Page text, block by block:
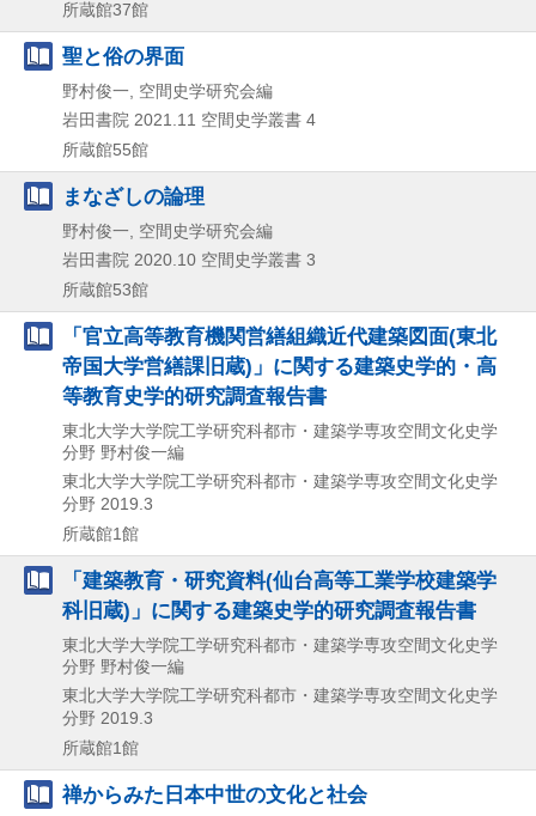
所蔵館37館
聖と俗の界面
野村俊一, 空間史学研究会編
岩田書院 2021.11 空間史学叢書 4
所蔵館55館
まなざしの論理
野村俊一, 空間史学研究会編
岩田書院 2020.10 空間史学叢書 3
所蔵館53館
「官立高等教育機関営繕組織近代建築図面(東北
帝国大学営繕課旧蔵)」に関する建築史学的・高
等教育史学的研究調査報告書
東北大学大学院工学研究科都市・建築学専攻空間文化史学
分野 野村俊一編
東北大学大学院工学研究科都市・建築学専攻空間文化史学
分野 2019.3
所蔵館1館
「建築教育・研究資料(仙台高等工業学校建築学
科旧蔵)」に関する建築史学的研究調査報告書
東北大学大学院工学研究科都市・建築学専攻空間文化史学
分野 野村俊一編
東北大学大学院工学研究科都市・建築学専攻空間文化史学
分野 2019.3
所蔵館1館
禅からみた日本中世の文化と社会